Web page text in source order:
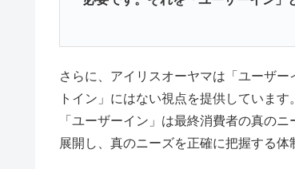
さらに、アイリスオーヤマは「ユーザ
トイン」にはない視点を提供していま
「ユーザーイン」は最終消費者の真の
展開し、真のニーズを正確に把握する体